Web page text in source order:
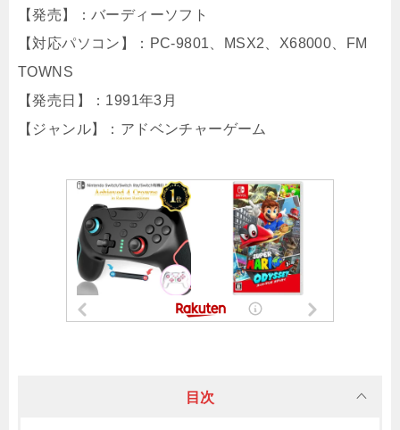
【発売】：バーディーソフト
【対応パソコン】：PC-9801、MSX2、X68000、FM
TOWNS
【発売日】：1991年3月
【ジャンル】：アドベンチャーゲーム
目次